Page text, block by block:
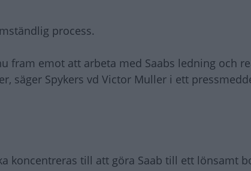
process.
fram emot att arbeta med Saabs ledning och
säger Spykers vd Victor Muller i ett
koncentreras till att göra Saab till ett lönsamt